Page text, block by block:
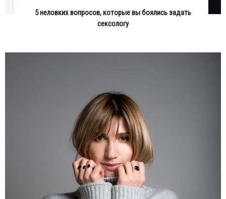
5 неловких вопросов, которые вы боялись задать
сексологу